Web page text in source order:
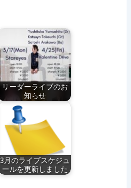
リーダーライブのお
知らせ
3月のライブスケジュ
ールを更新しました